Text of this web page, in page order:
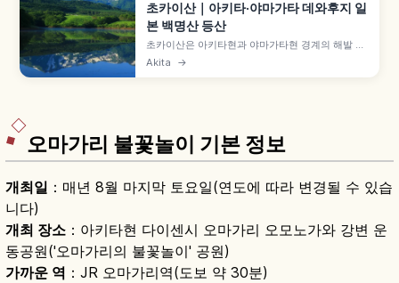
초카이산｜아키타·야마가타 데와후지 일
본 백명산 등산
초카이산은 아키타현과 야마가타현 경계의 해발 약
2,236m 성층화산으로, 일본 100명산이자 야마가
Akita →
오마가리 불꽃놀이 기본 정보
개최일 ：매년 8월 마지막 토요일(연도에 따라 변경될 수 있습
니다)
개최 장소 ：아키타현 다이센시 오마가리 오모노가와 강변 운
동공원('오마가리의 불꽃놀이' 공원)
가까운 역 ：JR 오마가리역(도보 약 30분)